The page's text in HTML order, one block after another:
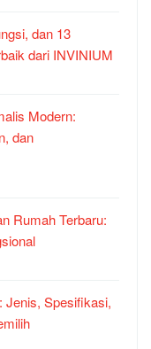
dan 13
dari INVINIUM
Modern:
dan
Rumah Terbaru:
Jenis, Spesifikasi,